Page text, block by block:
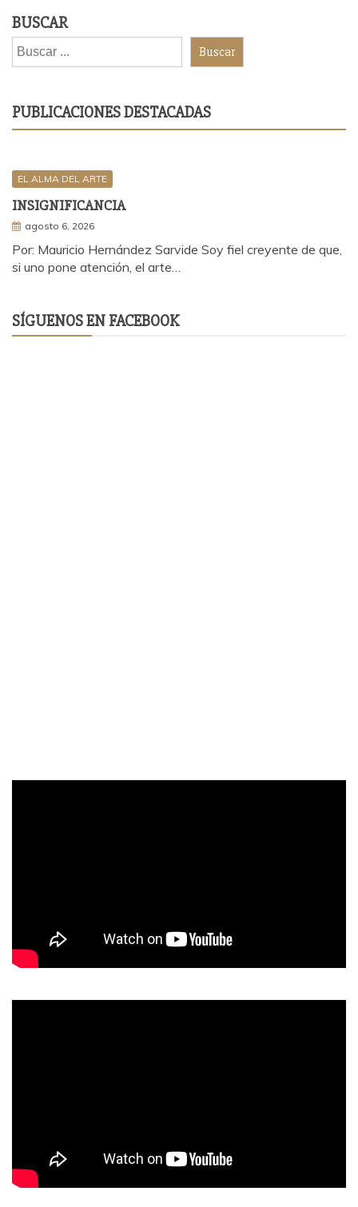
BUSCAR
Buscar
PUBLICACIONES DESTACADAS
EL ALMA DEL ARTE
INSIGNIFICANCIA
agosto 6, 2026
Por: Mauricio Hernández Sarvide Soy fiel creyente de que,
si uno pone atención, el arte…
SÍGUENOS EN FACEBOOK